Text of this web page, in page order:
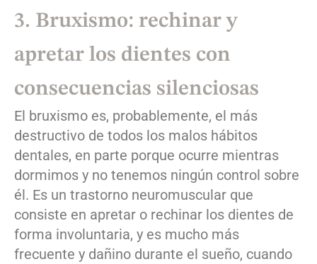
3. Bruxismo: rechinar y
apretar los dientes con
consecuencias silenciosas
El bruxismo es, probablemente, el más
destructivo de todos los malos hábitos
dentales, en parte porque ocurre mientras
dormimos y no tenemos ningún control sobre
él. Es un trastorno neuromuscular que
consiste en apretar o rechinar los dientes de
forma involuntaria, y es mucho más
frecuente y dañino durante el sueño, cuando